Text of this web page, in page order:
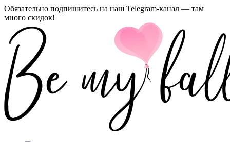
Обязательно подпишитесь на наш Telegram-канал — там
много скидок!